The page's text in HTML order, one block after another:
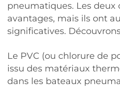
pneumatiques. Les deux
avantages, mais ils ont
significatives.
Le PVC (ou chlorure de
issu des matériaux
dans les bateaux